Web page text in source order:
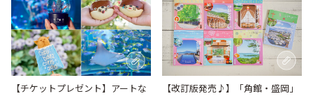
【チケットプレゼント】アートな
【改訂版発売♪】「角館・盛岡」